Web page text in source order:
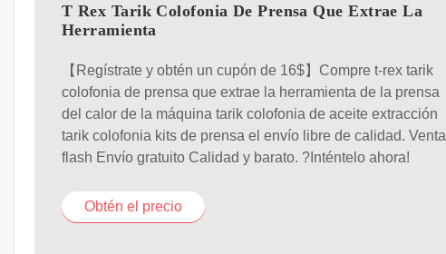
T Rex Tarik Colofonia De Prensa Que Extrae La
Herramienta
【Regístrate y obtén un cupón de 16$】Compre t-rex tarik
colofonia de prensa que extrae la herramienta de la prensa
del calor de la máquina tarik colofonia de aceite extracción
tarik colofonia kits de prensa el envío libre de calidad. Venta
flash Envío gratuito Calidad y barato. ?Inténtelo ahora!
Obtén el precio